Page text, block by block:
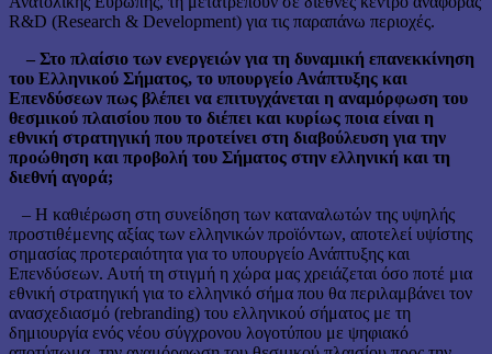
R&D (Research & Development) για τις παραπάνω περιοχές.
– Στο πλαίσιο των ενεργειών για τη δυναμική επανεκκίνηση
του Ελληνικού Σήματος, το υπουργείο Ανάπτυξης και
Επενδύσεων πως βλέπει να επιτυγχάνεται η αναμόρφωση του
θεσμικού πλαισίου που το διέπει και κυρίως ποια είναι η
εθνική στρατηγική που προτείνει στη διαβούλευση για την
προώθηση και προβολή του Σήματος στην ελληνική και τη
διεθνή αγορά;
– Η καθιέρωση στη συνείδηση των καταναλωτών της υψηλής
προστιθέμενης αξίας των ελληνικών προϊόντων, αποτελεί υψίστης
σημασίας προτεραιότητα για το υπουργείο Ανάπτυξης και
Επενδύσεων. Αυτή τη στιγμή η χώρα μας χρειάζεται όσο ποτέ μια
εθνική στρατηγική για το ελληνικό σήμα που θα περιλαμβάνει τον
ανασχεδιασμό (rebranding) του ελληνικού σήματος με τη
δημιουργία ενός νέου σύγχρονου λογοτύπου με ψηφιακό